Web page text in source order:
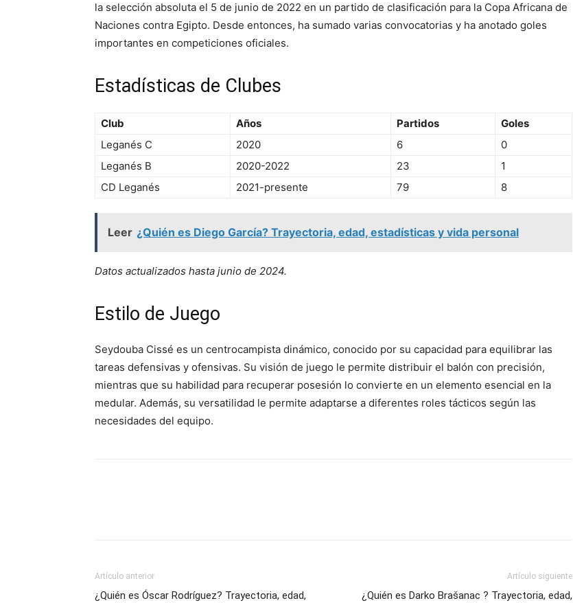
la selección absoluta el 5 de junio de 2022 en un partido de clasificación para la Copa Africana de
Naciones contra Egipto. Desde entonces, ha sumado varias convocatorias y ha anotado goles
importantes en competiciones oficiales.
Estadísticas de Clubes
Club Años Partidos
Goles
Leganés C
2020 6
0
Leganés B
2020-2022 23
1
CD Leganés
2021-presente 79 8
Leer ¿Quién es Diego García? Trayectoria, edad, estadísticas y vida personal
Datos actualizados hasta junio de 2024.
Estilo de Juego
Seydouba Cissé es un centrocampista dinámico, conocido por su capacidad para equilibrar las
tareas defensivas y ofensivas. Su visión de juego le permite distribuir el balón con precisión,
mientras que su habilidad para recuperar posesión lo convierte en un elemento esencial en la
medular. Además, su versatilidad le permite adaptarse a diferentes roles tácticos según las
necesidades del equipo.
Artículo anterior
¿Quién es Óscar Rodríguez? Trayectoria, edad,
Artículo siguiente
¿Quién es Darko Brašanac ? Trayectoria, edad,